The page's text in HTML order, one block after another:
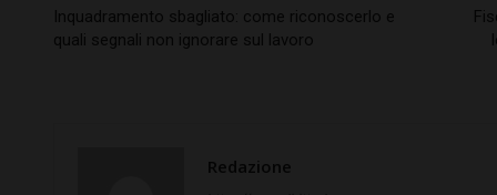
Inquadramento sbagliato: come riconoscerlo e
quali segnali non ignorare sul lavoro
Redazione